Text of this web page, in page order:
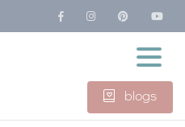
blogs